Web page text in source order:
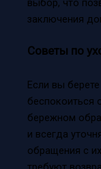
выбор, что
заключения
Советы по
Если вы
беспокоиться
бережном
и всегда
обращения с